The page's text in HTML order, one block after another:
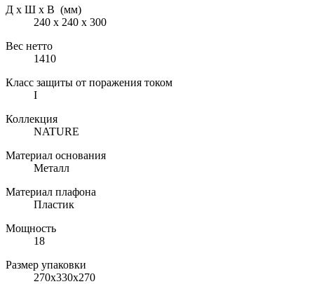
Д х Ш х В (мм)
240 х 240 х 300
Вес нетто
1410
Класс защиты от поражения током
I
Коллекция
NATURE
Материал основания
Металл
Материал плафона
Пластик
Мощность
18
Размер упаковки
270х330х270